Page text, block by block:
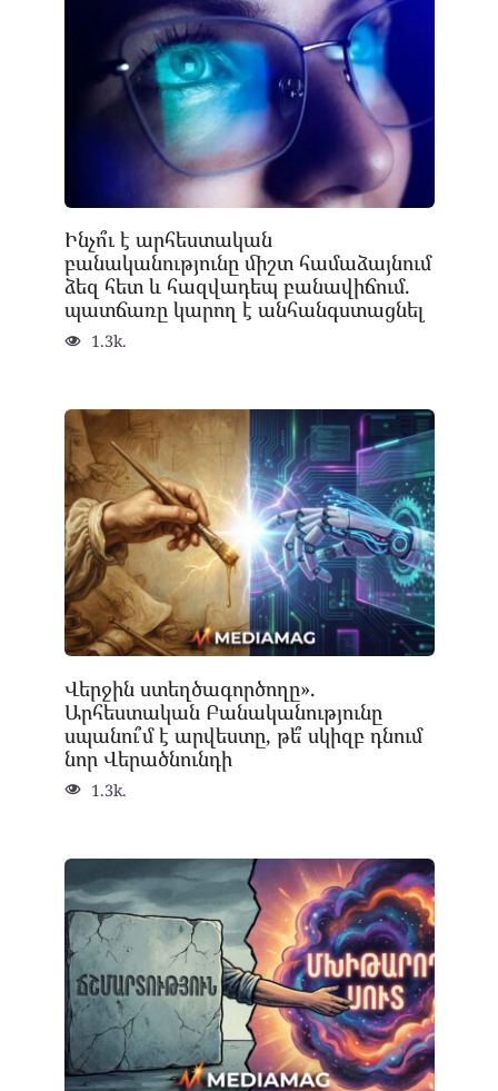
Ինչո՞ւ է արհեստական
բանականությունը միշտ համաձայնում
ձեզ հետ և հազվադեպ բանավիճում.
պատճառը կարող է անհանգստացնել
1.3k.
Վերջին ստեղծագործողը».
Արհեստական Բանականությունը
սպանու՞մ է արվեստը, թե՞ սկիզբ դնում
նոր Վերածնունդի
1.3k.